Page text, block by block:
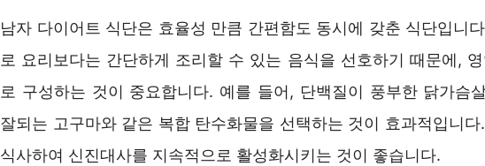
남자 다이어트 식단은 효율성 만큼 간편함도 동시에 갖춘 식단입니
로 요리보다는 간단하게 조리할 수 있는 음식을 선호하기 때문에,
로 구성하는 것이 중요합니다. 예를 들어, 단백질이 풍부한 닭가슴
잘되는 고구마와 같은 복합 탄수화물을 선택하는 것이 효과적입니
식사하여 신진대사를 지속적으로 활성화시키는 것이 좋습니다.